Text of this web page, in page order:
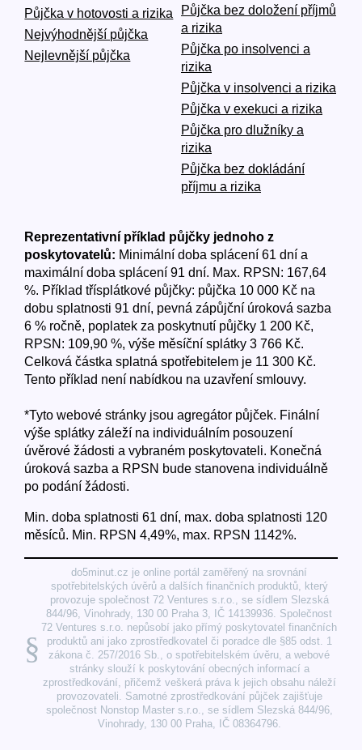
Půjčka v hotovosti a rizika
Nejvýhodnější půjčka
Nejlevnější půjčka
Půjčka bez doložení příjmů
a rizika
Půjčka po insolvenci a
rizika
Půjčka v insolvenci a rizika
Půjčka v exekuci a rizika
Půjčka pro dlužníky a
rizika
Půjčka bez dokládání
příjmu a rizika
Reprezentativní příklad půjčky jednoho z
poskytovatelů: Minimální doba splácení 61 dní a
maximální doba splácení 91 dní. Max. RPSN: 167,64
%. Příklad třísplátkové půjčky: půjčka 10 000 Kč na
dobu splatnosti 91 dní, pevná zápůjční úroková sazba
6 % ročně, poplatek za poskytnutí půjčky 1 200 Kč,
RPSN: 109,90 %, výše měsíční splátky 3 766 Kč.
Celková částka splatná spotřebitelem je 11 300 Kč.
Tento příklad není nabídkou na uzavření smlouvy.
*Tyto webové stránky jsou agregátor půjček. Finální
výše splátky záleží na individuálním posouzení
úvěrové žádosti a vybraném poskytovateli. Konečná
úroková sazba a RPSN bude stanovena individuálně
po podání žádosti.
Min. doba splatnosti 61 dní, max. doba splatnosti 120
měsíců. Min. RPSN 4,49%, max. RPSN 1142%.
§
do5minut.cz je online portál zaměřený na srovnání
spotřebitelských úvěrů a dalších finančních produktů, který
provozuje společnost 72 Ventures s.r.o., se sídlem Slezská
844/96, Vinohrady, 130 00 Praha 3, IČ 14139936. Společnost
72 Ventures s.r.o. nepůsobí jako přímý poskytovatel finančních
produktů ani jako zprostředkovatel či poradce dle §85 odst. 1
zákona č. 257/2016 Sb., o spotřebitelském úvěru, a webové
stránky slouží k poskytování obecných informací a
zprostředkování, přičemž veškerá práva k jejich obsahu náleží
provozovateli. Samotné zprostředkování půjček zajišťuje
společnost Nonstop Master s.r.o., se sídlem Slezská 844/96,
Vinohrady, 130 00 Praha, IČ 08364796.